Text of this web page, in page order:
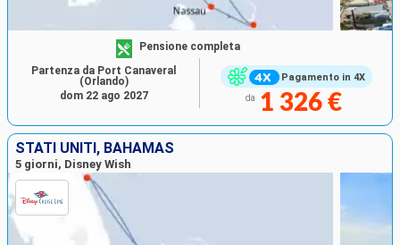
Pagamento in 4X
Pensione completa
da 1 326 €
Partenza da Port Canaveral
(Orlando)
dom 22 ago 2027
STATI UNITI, BAHAMAS
5 giorni, Disney Wish